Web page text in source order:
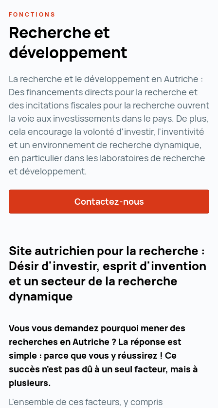
FONCTIONS
Recherche et
développement
La recherche et le développement en Autriche :
Des financements directs pour la recherche et
des incitations fiscales pour la recherche ouvrent
la voie aux investissements dans le pays. De plus,
cela encourage la volonté d'investir, l'inventivité
et un environnement de recherche dynamique,
en particulier dans les laboratoires de recherche
et développement.
Contactez-nous
Site autrichien pour la recherche :
Désir d'investir, esprit d'invention
et un secteur de la recherche
dynamique
Vous vous demandez pourquoi mener des
recherches en Autriche ? La réponse est
simple : parce que vous y réussirez ! Ce
succès n'est pas dû à un seul facteur, mais à
plusieurs.
L'ensemble de ces facteurs, y compris